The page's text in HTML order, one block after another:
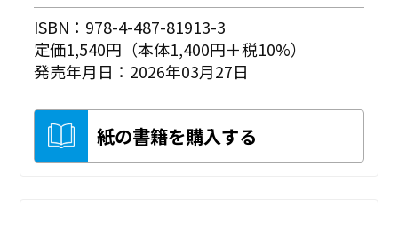
ISBN：978-4-487-81913-3
定価1,540円（本体1,400円＋税10%）
発売年月日：2026年03月27日
紙の書籍を購入する